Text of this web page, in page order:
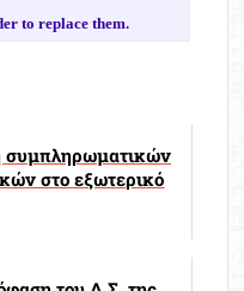
to replace them.
συμπληρωματικών
στο εξωτερικό